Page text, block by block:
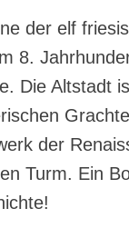
der elf
8.
Die Altstadt
der
Turm. Ein